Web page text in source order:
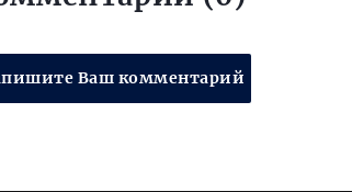
Ваш комментарий